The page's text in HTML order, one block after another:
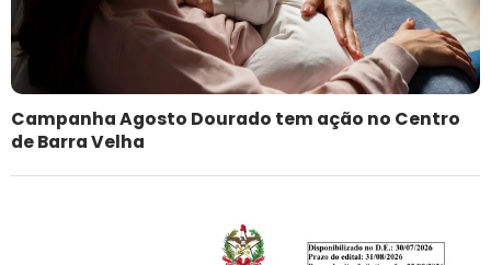
Campanha Agosto Dourado tem ação no Centro
de Barra Velha